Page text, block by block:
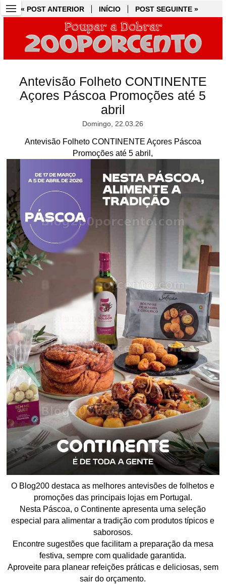
« POST ANTERIOR INÍCIO POST SEGUINTE »
Antevisão Folheto CONTINENTE
Açores Páscoa Promoções até 5
abril
Domingo, 22.03.26
Antevisão Folheto CONTINENTE Açores Páscoa
Promoções até 5 abril,
O Blog200 destaca as melhores antevisões de folhetos e
promoções das principais lojas em Portugal.
Nesta Páscoa, o Continente apresenta uma seleção
especial para alimentar a tradição com produtos típicos e
saborosos.
Encontre sugestões que facilitam a preparação da mesa
festiva, sempre com qualidade garantida.
Aproveite para planear refeições práticas e deliciosas, sem
sair do orçamento.
« POST ANTERIOR INÍCIO POST SEGUINTE »